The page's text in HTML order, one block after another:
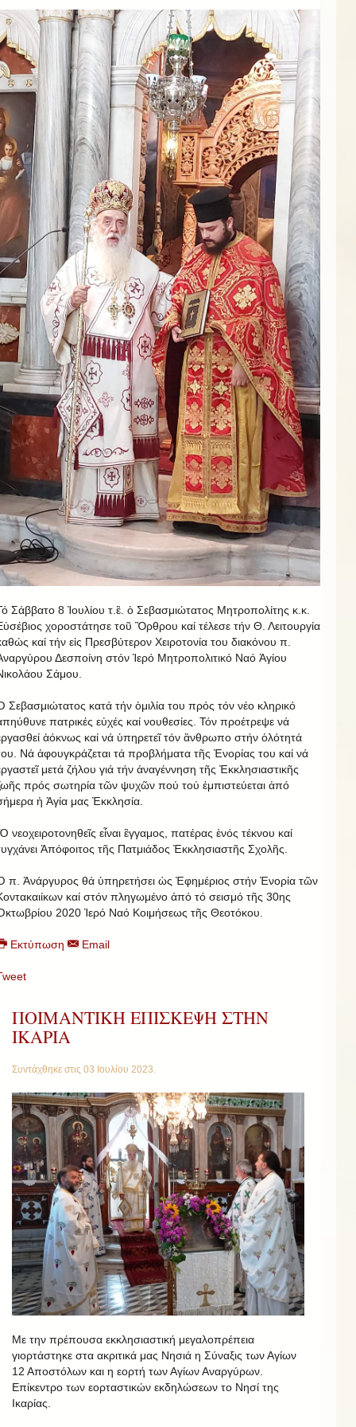
Σάββατο 8 Ἰουλίου τ.ἒ. ὁ Σεβασμιώτατος Μητροπολίτης κ.κ.
χοροστάτησε τοῦ Ὂρθρου καί τέλεσε τήν Θ. Λειτουργία
καί τήν εἰς Πρεσβύτερον Χειροτονία του διακόνου π.
Δεσποίνη στόν Ἱερό Μητροπολιτικό Ναό Ἁγίου
Σάμου.
Σεβασμιώτατος κατά τήν ὁμιλία του πρός τόν νέο κληρικό
πατρικές εὐχές καί νουθεσίες. Τόν προέτρεψε νά
ἁόκνως καί νά ὑπηρετεῖ τόν ἂνθρωπο στήν ὁλότητά
Νά ἀφουγκράζεται τά προβλήματα τῆς Ἐνορίας του καί νά
μετά ζήλου γιά τήν ἀναγέννηση τῆς Ἐκκλησιαστικῆς
πρός σωτηρία τῶν ψυχῶν πού τού ἐμπιστεύεται ἀπό
ἡ Ἁγία μας Ἐκκλησία.
νεοχειροτονηθεῖς εἶναι ἒγγαμος, πατέρας ἑνός τέκνου καί
Ἀπόφοιτος τῆς Πατμιάδος Ἐκκλησιαστῆς Σχολῆς.
π. Ἀνάργυρος θά ὑπηρετήσει ὡς Ἐφημέριος στήν Ἐνορία τῶν
καί στόν πληγωμένο ἀπό τό σεισμό τῆς 30ης
2020 Ἱερό Ναό Κοιμήσεως τῆς Θεοτόκου.
Εκτύπωση Email
ΠΟΙΜΑΝΤΙΚΗ ΕΠΙΣΚΕΨΗ ΣΤΗΝ
ΙΚΑΡΙΑ
Συντάχθηκε στις 03 Ιουλίου 2023.
Με την πρέπουσα εκκλησιαστική μεγαλοπρέπεια
γιορτάστηκε στα ακριτικά μας Νησιά η Σύναξις των Αγίων
12 Αποστόλων και η εορτή των Αγίων Αναργύρων.
Επίκεντρο των εορταστικών εκδηλώσεων το Νησί της
Ικαρίας.